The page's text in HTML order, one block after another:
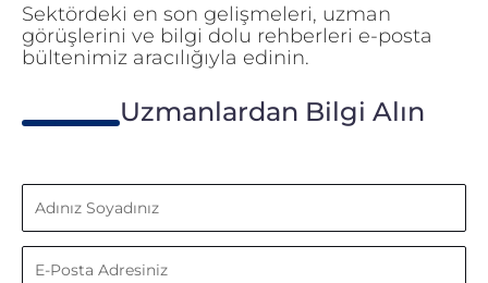
Sektördeki en son gelişmeleri, uzman
görüşlerini ve bilgi dolu rehberleri e-posta
bültenimiz aracılığıyla edinin.
Uzmanlardan Bilgi Alın
Adınız
Soyadınız
E-